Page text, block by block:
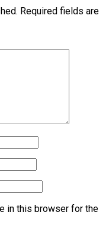
Required fields are
in this browser for the